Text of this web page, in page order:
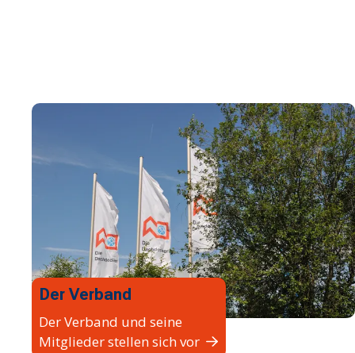
Der Verband
Der Verband und seine
Mitglieder stellen sich vor